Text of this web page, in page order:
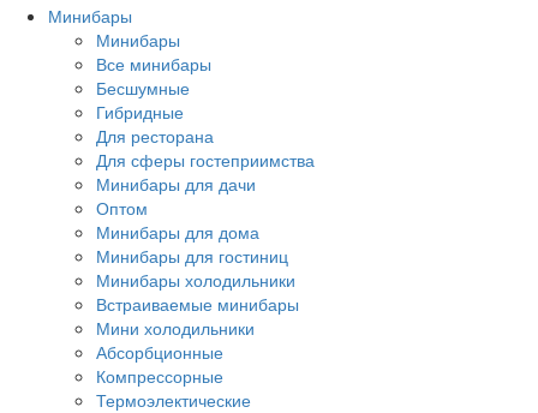
Минибары
Минибары
Все минибары
Бесшумные
Гибридные
Для ресторана
Для сферы гостеприимства
Минибары для дачи
Оптом
Минибары для дома
Минибары для гостиниц
Минибары холодильники
Встраиваемые минибары
Мини холодильники
Абсорбционные
Компрессорные
Термоэлектические